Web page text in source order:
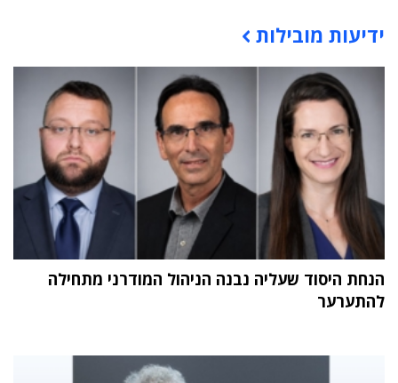
תוכן פרסומי
ידיעות מובילות
הנחת היסוד שעליה נבנה הניהול המודרני מתחילה
להתערער